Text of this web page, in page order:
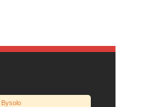
Bysolo